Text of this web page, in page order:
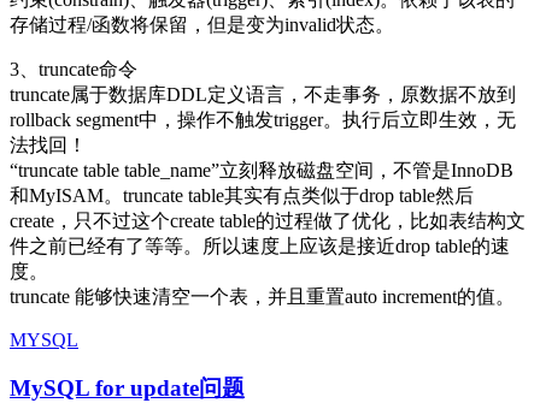
存储过程/函数将保留，但是变为invalid状态。
3、truncate命令
truncate属于数据库DDL定义语言，不走事务，原数据不放到
rollback segment中，操作不触发trigger。执行后立即生效，无
法找回！
“truncate table table_name”立刻释放磁盘空间，不管是InnoDB
和MyISAM。truncate table其实有点类似于drop table然后
create，只不过这个create table的过程做了优化，比如表结构文
件之前已经有了等等。所以速度上应该是接近drop table的速
度。
truncate 能够快速清空一个表，并且重置auto increment的值。
MYSQL
MySQL for update问题